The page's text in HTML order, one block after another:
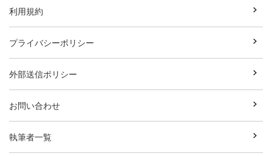
利用規約
プライバシーポリシー
外部送信ポリシー
お問い合わせ
執筆者一覧